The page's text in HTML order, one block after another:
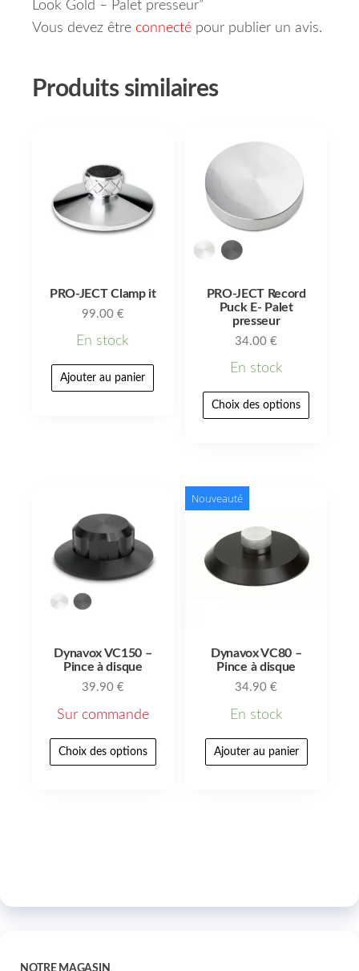
Look Gold – Palet presseur”
Vous devez être connecté pour publier un avis.
Produits similaires
PRO-JECT Clamp it
99.00 €
En stock
Ajouter au panier
PRO-JECT Record
Puck E- Palet
presseur
34.00€
En stock
Choix des options
Dynavox VC150 –
Pince à disque
39.90 €
Sur commande
Choix des options
Nouveauté
Dynavox VC80 –
Pince à disque
34.90€
En stock
Ajouter au panier